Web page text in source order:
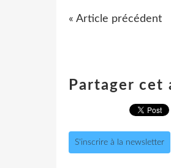
« Article précédent
Partager cet
S'inscrire à la newsletter